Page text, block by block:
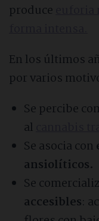
produce
En los últimos
por varios
Se percibe
al
Se asocia con
ansiolíticos.
Se
accesibles: